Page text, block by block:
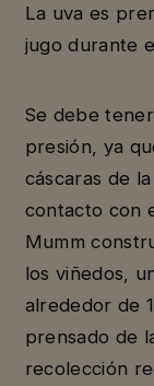
La uva es
jugo durante
Se debe
presión, ya
cáscaras de
contacto con
Mumm
los viñedos,
alrededor de
prensado de
recolección